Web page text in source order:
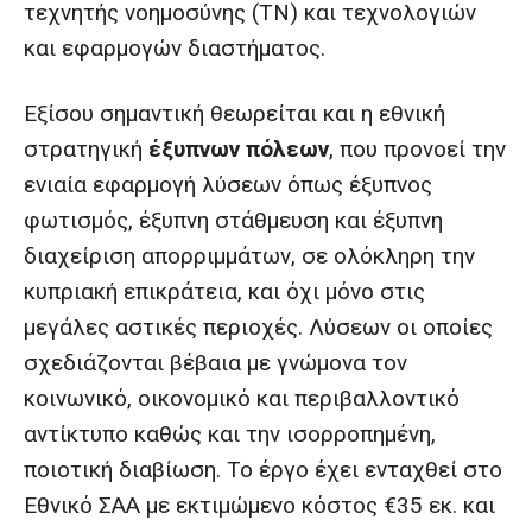
τεχνητής νοημοσύνης (ΤΝ) και τεχνολογιών
και εφαρμογών διαστήματος.
Εξίσου σημαντική θεωρείται και η εθνική
στρατηγική έξυπνων πόλεων, που προνοεί την
ενιαία εφαρμογή λύσεων όπως έξυπνος
φωτισμός, έξυπνη στάθμευση και έξυπνη
διαχείριση απορριμμάτων, σε ολόκληρη την
κυπριακή επικράτεια, και όχι μόνο στις
μεγάλες αστικές περιοχές. Λύσεων οι οποίες
σχεδιάζονται βέβαια με γνώμονα τον
κοινωνικό, οικονομικό και περιβαλλοντικό
αντίκτυπο καθώς και την ισορροπημένη,
ποιοτική διαβίωση. Το έργο έχει ενταχθεί στο
Εθνικό ΣΑΑ με εκτιμώμενο κόστος €35 εκ. και